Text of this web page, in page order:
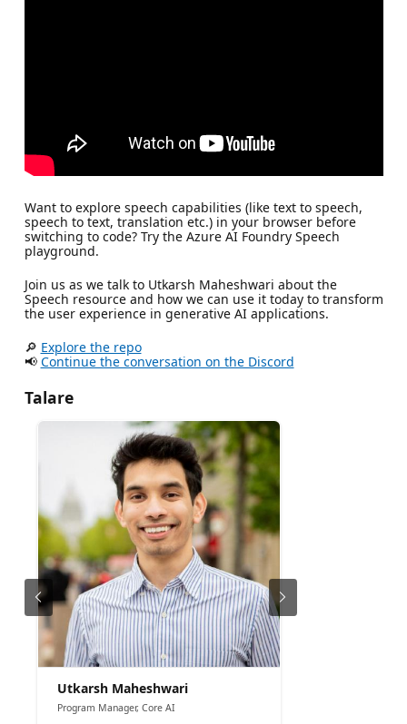
Want to explore speech capabilities (like text to speech,
speech to text, translation etc.) in your browser before
switching to code? Try the Azure AI Foundry Speech
playground.
Join us as we talk to Utkarsh Maheshwari about the
Speech resource and how we can use it today to transform
the user experience in generative AI applications.
🔎 Explore the repo
📢 Continue the conversation on the Discord
Talare
Utkarsh Maheshwari
Program Manager, Core AI